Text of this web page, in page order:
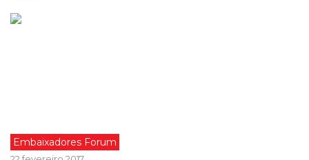
Embaixadores Forum